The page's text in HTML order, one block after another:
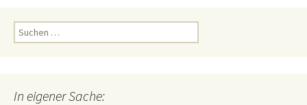
Suchen
nach:
In eigener Sache: